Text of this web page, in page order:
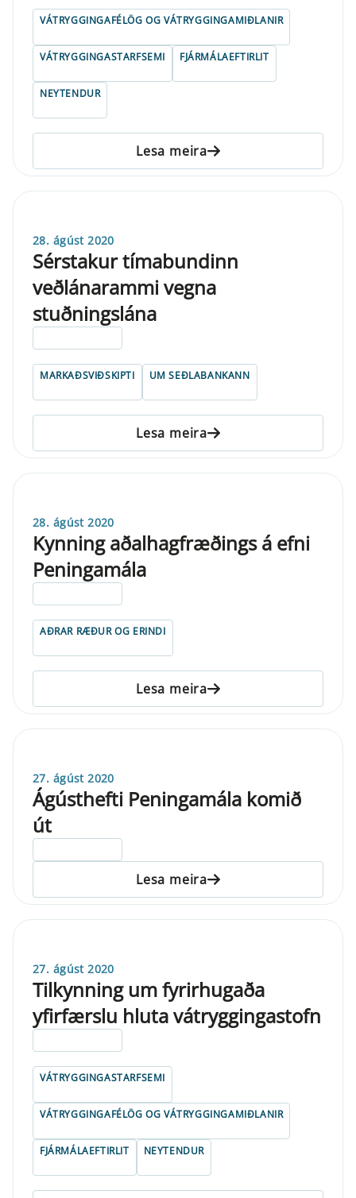
VÁTRYGGINGAFÉLÖG OG VÁTRYGGINGAMIÐLANIR
VÁTRYGGINGASTARFSEMI FJÁRMÁLAEFTIRLIT
NEYTENDUR
Lesa meira
28. ágúst 2020
Sérstakur tímabundinn
veðlánarammi vegna
stuðningslána
MARKAÐSVIÐSKIPTI UM SEÐLABANKANN
Lesa meira
28. ágúst 2020
Kynning aðalhagfræðings á efni
Peningamála
AÐRAR RÆÐUR OG ERINDI
Lesa meira
27. ágúst 2020
Ágústhefti Peningamála komið
út
Lesa meira
27. ágúst 2020
Tilkynning um fyrirhugaða
yfirfærslu hluta vátryggingastofn
VÁTRYGGINGASTARFSEMI
VÁTRYGGINGAFÉLÖG OG VÁTRYGGINGAMIÐLANIR
FJÁRMÁLAEFTIRLIT NEYTENDUR